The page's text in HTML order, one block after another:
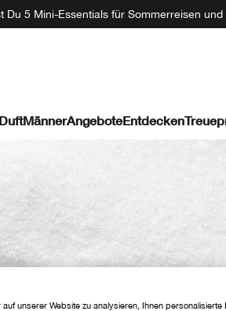
Du 5 Mini-Essentials für Sommerreisen und
DuftMännerAngeboteEntdecken
unserer Website zu analysieren, Ihnen personalisierte